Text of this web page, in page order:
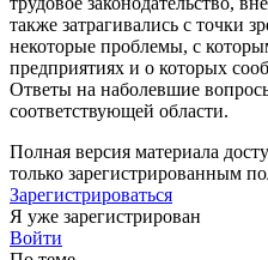
также затрагивались с точки
некоторые проблемы, с
предприятиях и о которых
Ответы на наболевшие
соответствующей области.
Полная версия материала
только зарегистрированным
Зарегистрироваться
Я уже зарегистрирован
Войти